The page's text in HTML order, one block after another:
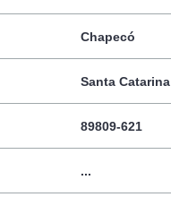
Chapecó
Santa Catarina
89809-621
...